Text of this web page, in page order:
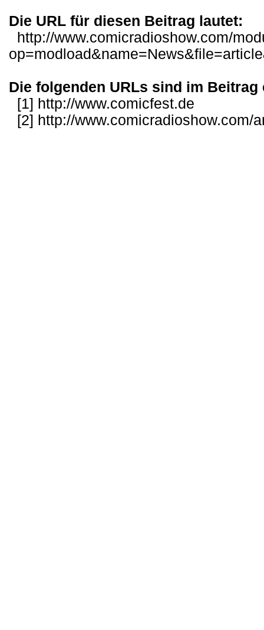
Die URL für diesen Beitrag lautet:
http://www.comicradioshow.com/
Die folgenden URLs sind im Beitrag
[1] http://www.comicfest.de
[2] http://www.comicradioshow.com/